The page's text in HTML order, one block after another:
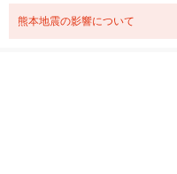
熊本地震の影響について